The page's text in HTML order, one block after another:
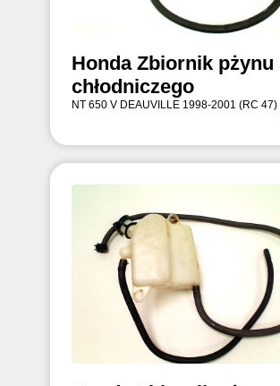
Honda Zbiornik pżynu
chłodniczego
NT 650 V DEAUVILLE 1998-2001 (RC 47)